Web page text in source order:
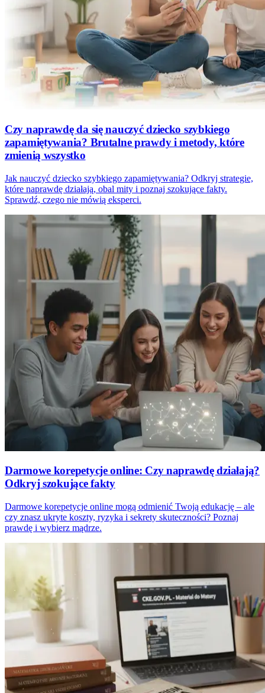
Czy naprawdę da się nauczyć dziecko szybkiego
zapamiętywania? Brutalne prawdy i metody, które
zmienią wszystko
Jak nauczyć dziecko szybkiego zapamiętywania? Odkryj strategie,
które naprawdę działają, obal mity i poznaj szokujące fakty.
Sprawdź, czego nie mówią eksperci.
Darmowe korepetycje online: Czy naprawdę działają?
Odkryj szokujące fakty
Darmowe korepetycje online mogą odmienić Twoją edukację – ale
czy znasz ukryte koszty, ryzyka i sekrety skuteczności? Poznaj
prawdę i wybierz mądrze.